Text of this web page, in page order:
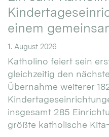
einem
1. August 2026
Katholino feiert sein
gleichzeitig den
Übernahme weiterer
insgesamt 285
größte katholische Kita-